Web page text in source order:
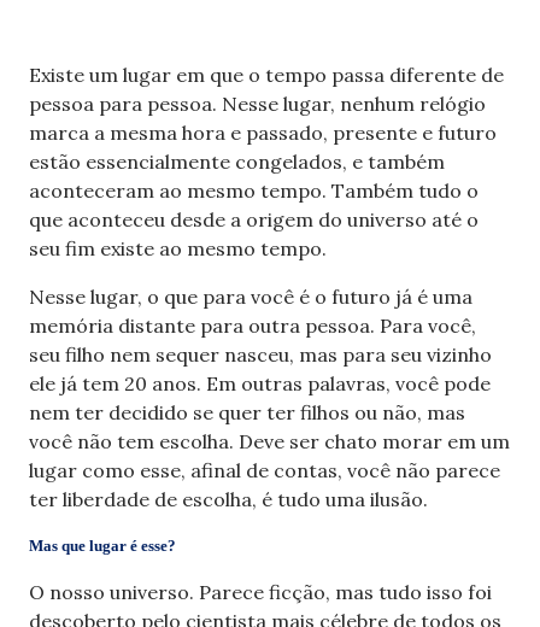
Existe um lugar em que o tempo passa diferente de
pessoa para pessoa. Nesse lugar, nenhum relógio
marca a mesma hora e passado, presente e futuro
estão essencialmente congelados, e também
aconteceram ao mesmo tempo. Também tudo o
que aconteceu desde a origem do universo até o
seu fim existe ao mesmo tempo.
Nesse lugar, o que para você é o futuro já é uma
memória distante para outra pessoa. Para você,
seu filho nem sequer nasceu, mas para seu vizinho
ele já tem 20 anos. Em outras palavras, você pode
nem ter decidido se quer ter filhos ou não, mas
você não tem escolha. Deve ser chato morar em um
lugar como esse, afinal de contas, você não parece
ter liberdade de escolha, é tudo uma ilusão.
Mas que lugar é esse?
O nosso universo. Parece ficção, mas tudo isso foi
descoberto pelo cientista mais célebre de todos os